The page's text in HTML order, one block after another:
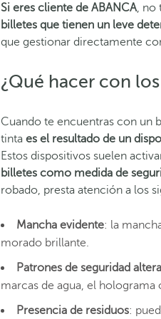
Si eres cliente de ABANCA, no
billetes que tienen un leve
que gestionar directamente
¿Qué hacer con
Cuando te encuentras con un
tinta es el resultado de un
Estos dispositivos suelen
billetes como medida de
robado, presta atención a los
Mancha evidente: la
morado brillante.
Patrones de seguridad
marcas de agua, el holograma
Presencia de residuos: